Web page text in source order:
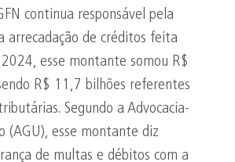
continua responsável pela
arrecadação de créditos feita
esse montante somou R$
R$ 11,7 bilhões referentes
Segundo a Advocacia-
(AGU), esse montante diz
de multas e débitos com a